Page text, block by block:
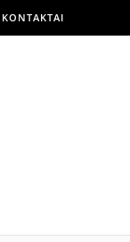
KONTAKTAI